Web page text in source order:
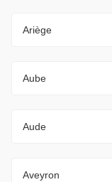
Ariège
Aube
Aude
Aveyron